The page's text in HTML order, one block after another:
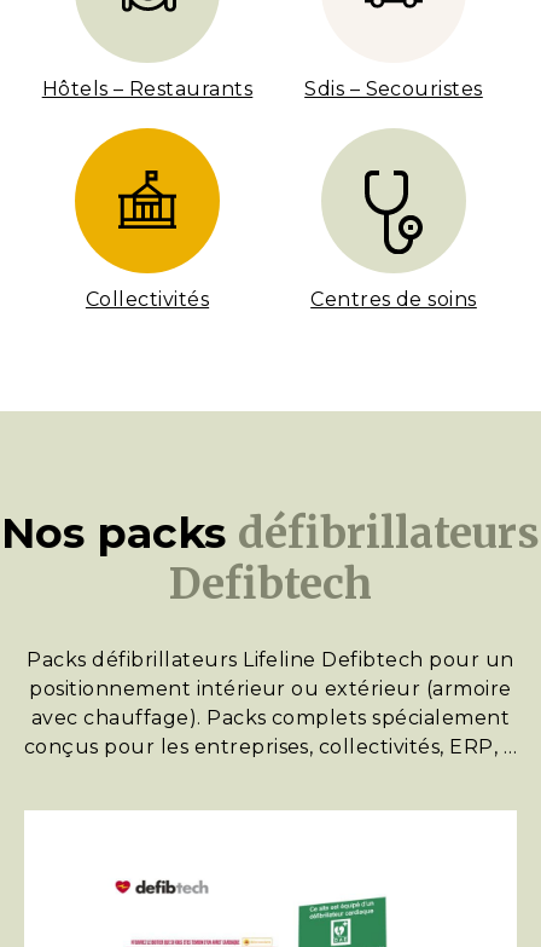
Hôtels – Restaurants Sdis – Secouristes
Collectivités Centres de soins
Nos packs défibrillateurs
Defibtech
Packs défibrillateurs Lifeline Defibtech pour un
positionnement intérieur ou extérieur (armoire
avec chauffage). Packs complets spécialement
conçus pour les entreprises, collectivités, ERP, …